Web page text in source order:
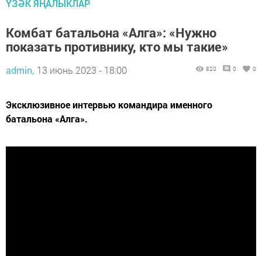
ҮЗӘК ЯҢАЛЫКЛАР
Комбат батальона «Алга»: «Нужно
показать противнику, кто мы такие»
admin, 13 июнь 2023 - 18:00 820 0 0
Эксклюзивное интервью командира именного
батальона «Алга».